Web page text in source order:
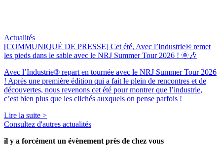
Actualités
[COMMUNIQUÉ DE PRESSE] Cet été, Avec l’Industrie® remet
les pieds dans le sable avec le NRJ Summer Tour 2026 ! 🌞🎶
Avec l’Industrie® repart en tournée avec le NRJ Summer Tour 2026
! Après une première édition qui a fait le plein de rencontres et de
découvertes, nous revenons cet été pour montrer que l’industrie,
c’est bien plus que les clichés auxquels on pense parfois !
Lire la suite >
Consultez d'autres actualités
il y a forcément un évènement près de chez vous